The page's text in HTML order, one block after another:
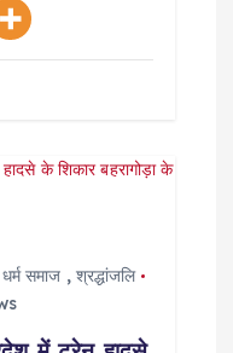
धर्म समाज , श्रद्धांजलि